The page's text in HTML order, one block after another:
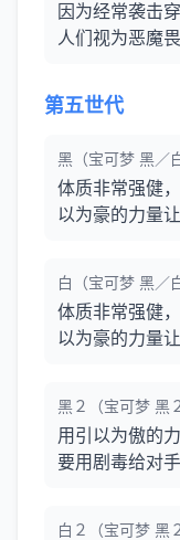
因为经常袭击
人们视为恶魔
第五世代
黑（宝可梦 黑／
体质非常强健
以为豪的力量
白（宝可梦 黑／
体质非常强健
以为豪的力量
黑２（宝可梦 黑
用引以为傲的
要用剧毒给对
白２（宝可梦 黑